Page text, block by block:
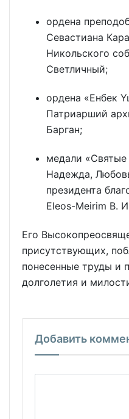
ордена
Севастиана
Никольского
Светличный;
ордена «Енбек
Патриарший
Барган;
медали
Надежда,
президента
Eleos-Meirim В.
Его
присутствующих,
понесенные труды и
долголетия и
Добавить